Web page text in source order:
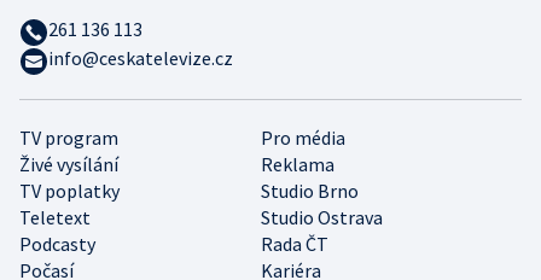
TV program
Pro média
Živé vysílání
Reklama
TV poplatky
Studio Brno
Teletext
Studio Ostrava
Podcasty
Rada ČT
Počasí
Kariéra
261 136 113
info@ceskatelevize.cz